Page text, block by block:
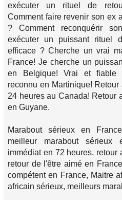
exécuter un rituel de
Comment faire revenir son ex
? Comment reconquérir
exécuter un puissant rituel
efficace ? Cherche un vrai
France! Je cherche un
en Belgique! Vrai et fiable
reconnu en Martinique!
24 heures au Canada! Retour
en Guyane.
Marabout sérieux en
meilleur marabout sérieux
immédiat en 72 heures, retour
retour de l'être aimé en
compétent en France, Maitre
africain sérieux, meilleurs